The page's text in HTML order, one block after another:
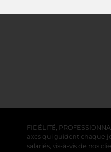
FIDÉLITÉ,
axes qui guident chaque
salariés, vis-à-vis de nos